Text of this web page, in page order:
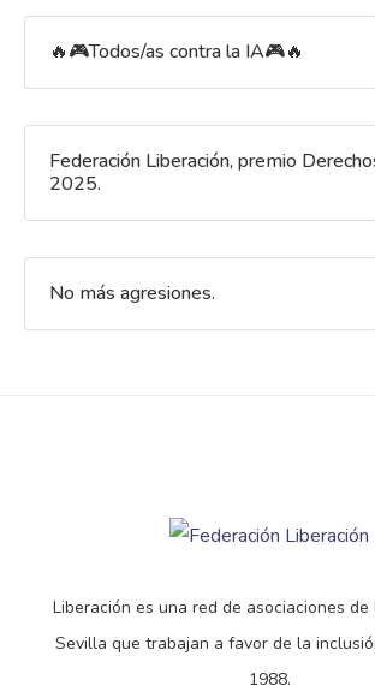
🔥🎮Todos/as contra la IA🎮🔥
Federación Liberación, premio
2025.
No más agresiones.
Liberación es una red de asociaciones
Sevilla que trabajan a favor de la
1988.